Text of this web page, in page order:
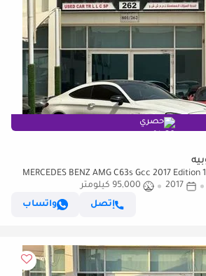
حصري
مرسيدس بنز C 63 كوبيه MERCEDES BENZ AMG C63s Gcc 2017 Edition 1
2017
95,000 كيلومتر
إتصل
واتساب